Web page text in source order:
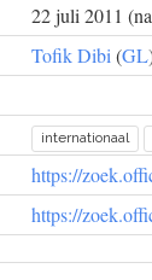
22 juli 2011
Tofik Dibi (GL
internationaal
https://
https://